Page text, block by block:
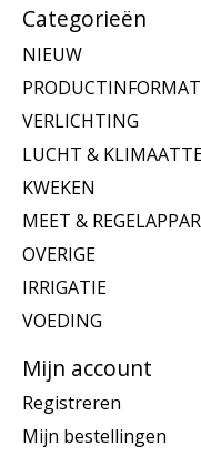
Categorieën
NIEUW
VERLICHTING
LUCHT &
KWEKEN
MEET &
OVERIGE
IRRIGATIE
VOEDING
Mijn account
Registreren
Mijn bestellingen